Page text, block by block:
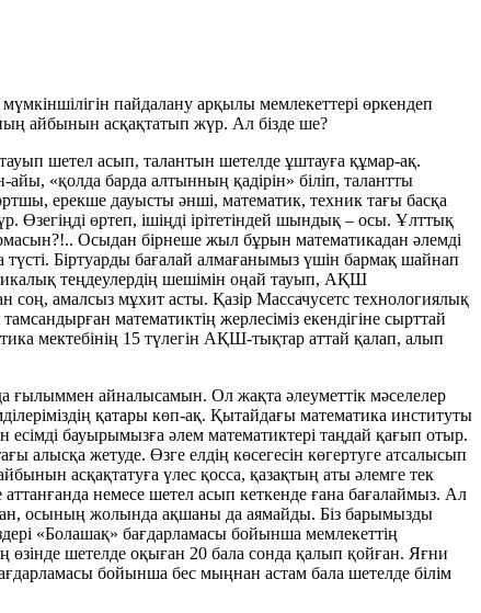
пайдалану арқылы мемлекеттері өркендеп
айбынын асқақтатып жүр. Ал бізде ше?
шетел асып, талантын шетелде ұштауға құмар-ақ.
«қолда барда алтынның қадірін» біліп, талантты
ерекше дауысты әнші, математик, техник тағы басқа
Өзегіңді өртеп, ішіңді ірітетіндей шындық – осы. Ұлттық
Осыдан бірнеше жыл бұрын математикадан әлемді
Біртуарды бағалай алмағанымыз үшін бармақ шайнап
теңдеулердің шешімін оңай тауып, АҚШ
амалсыз мұхит асты. Қазір Массачусетс технологиялық
математиктің жерлесіміз екендігіне сырттай
мектебінің 15 түлегін АҚШ-тықтар аттай қалап, алып
ғылыммен айналысамын. Ол жақта әлеуметтік мәселелер
қатары көп-ақ. Қытайдағы математика инс­титуты
бауырымыз­ға әлем математиктері таңдай қағып отыр.
жетуде. Өзге елдің көсе­гесін көгертуге атсалысып
асқақтатуға үлес қосса, қазақтың аты әлемге тек
немесе шетел асып кеткенде ғана бағалаймыз. Ал
осының жолында ақшаны да аямайды. Біз барымызды
«Бо­лашақ» бағдарламасы бойынша мемле­кет­тің
шетелде оқыған 20 бала сонда қалып қойған. Яғни
бойынша бес мыңнан астам бала шетелде білім